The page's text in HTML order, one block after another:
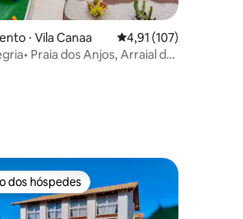
de 5, 89 avaliações
⋅ Vila Canaa 4,91 de uma avaliação
4,91 (107)
Praia dos Anjos, Arraial do
dos hóspedes
dos hóspedes